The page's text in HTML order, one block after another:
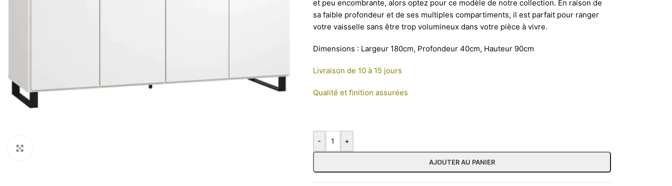
et peu encombrante, alors optez pour ce modèle de notre collection. En raison de
sa faible profondeur et de ses multiples compartiments, il est parfait pour ranger
votre vaisselle sans être trop volumineux dans votre pièce à vivre.
Dimensions : Largeur 180cm, Profondeur 40cm, Hauteur 90cm
Livraison de 10 à 15 jours
Qualité et finition assurées
- +
AJOUTER AU PANIER